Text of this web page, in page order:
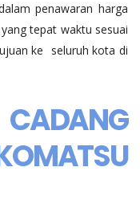
penawaran harga
tepat waktu sesuai
ke seluruh kota di